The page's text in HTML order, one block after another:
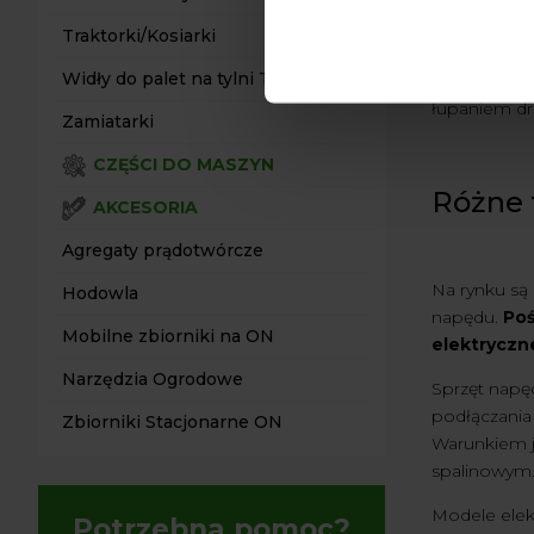
Traktorki/Kosiarki
Widły do palet na tylni TUZ
Zamiatarki
CZĘŚCI DO MASZYN
AKCESORIA
Agregaty prądotwórcze
Hodowla
Mobilne zbiorniki na ON
Narzędzia Ogrodowe
Zbiorniki Stacjonarne ON
go za
użycia
Kwestią,
łupaniem
Na rynku
napędu.
Sprzęt
Warunkiem
spalinowym.
Modele